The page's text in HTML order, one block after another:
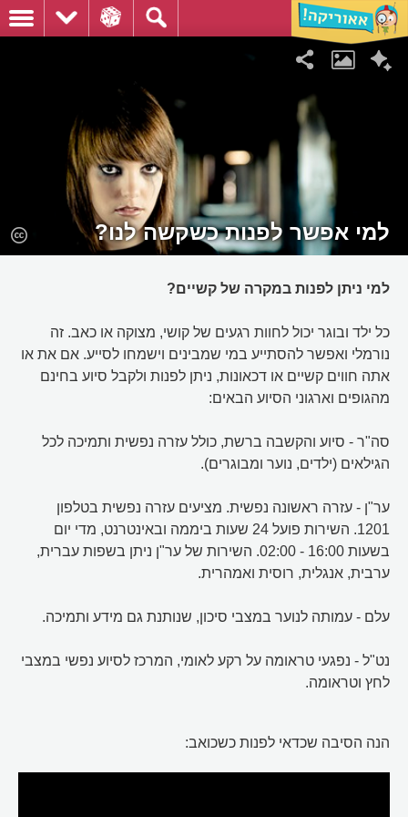
למי אפשר לפנות כשקשה לנו?
למי ניתן לפנות במקרה של קשיים?
כל ילד ובוגר יכול לחוות רגעים של קושי, מצוקה או כאב. זה
נורמלי ואפשר להסתייע במי שמבינים וישמחו לסייע. אם את או
אתה חווים קשיים או דכאונות, ניתן לפנות ולקבל סיוע בחינם
מהגופים וארגוני הסיוע הבאים:
סה"ר - סיוע והקשבה ברשת, כולל עזרה נפשית ותמיכה לכל
הגילאים (ילדים, נוער ומבוגרים).
ער"ן - עזרה ראשונה נפשית. מציעים עזרה נפשית בטלפון
1201. השירות פועל 24 שעות ביממה ובאינטרנט, מדי יום
בשעות 16:00 - 02:00. השירות של ער"ן ניתן בשפות עברית,
ערבית, אנגלית, רוסית ואמהרית.
עלם - עמותה לנוער במצבי סיכון, שנותנת גם מידע ותמיכה.
נט"ל - נפגעי טראומה על רקע לאומי, המרכז לסיוע נפשי במצבי
לחץ וטראומה.
הנה הסיבה שכדאי לפנות כשכואב: